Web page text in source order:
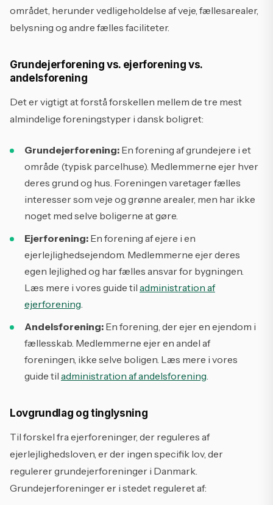
området, herunder vedligeholdelse af veje, fællesarealer,
belysning og andre fælles faciliteter.
Grundejerforening vs. ejerforening vs.
andelsforening
Det er vigtigt at forstå forskellen mellem de tre mest
almindelige foreningstyper i dansk boligret:
Grundejerforening: En forening af grundejere i et
område (typisk parcelhuse). Medlemmerne ejer hver
deres grund og hus. Foreningen varetager fælles
interesser som veje og grønne arealer, men har ikke
noget med selve boligerne at gøre.
Ejerforening: En forening af ejere i en
ejerlejlighedsejendom. Medlemmerne ejer deres
egen lejlighed og har fælles ansvar for bygningen.
Læs mere i vores guide til administration af
ejerforening.
Andelsforening: En forening, der ejer en ejendom i
fællesskab. Medlemmerne ejer en andel af
foreningen, ikke selve boligen. Læs mere i vores
guide til administration af andelsforening.
Lovgrundlag og tinglysning
Til forskel fra ejerforeninger, der reguleres af
ejerlejlighedsloven, er der ingen specifik lov, der
regulerer grundejerforeninger i Danmark.
Grundejerforeninger er i stedet reguleret af: